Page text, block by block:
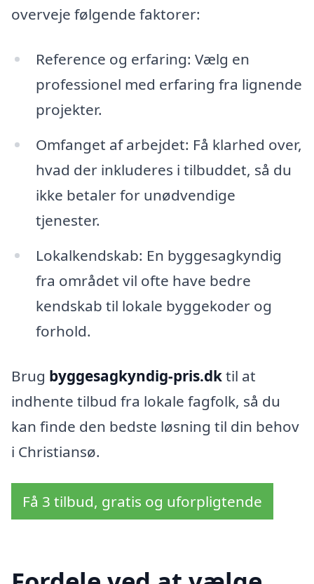
overveje følgende faktorer:
Reference og erfaring: Vælg en
professionel med erfaring fra lignende
projekter.
Omfanget af arbejdet: Få klarhed over,
hvad der inkluderes i tilbuddet, så du
ikke betaler for unødvendige
tjenester.
Lokalkendskab: En byggesagkyndig
fra området vil ofte have bedre
kendskab til lokale byggekoder og
forhold.
Brug byggesagkyndig-pris.dktil at
indhente tilbud fra lokale fagfolk, så du
kan finde den bedste løsning til din behov
i Christiansø.
Få 3 tilbud, gratis og uforpligtende